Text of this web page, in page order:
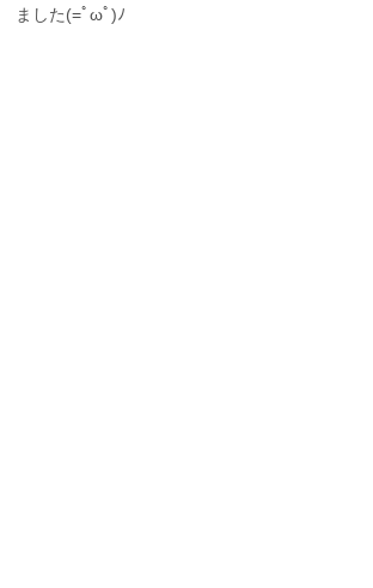
ました(=ﾟωﾟ)ﾉ